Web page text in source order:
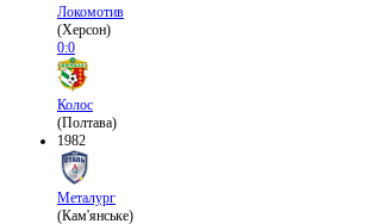
Локомотив
(Херсон)
0:0
Колос
(Полтава)
1982
Металург
(Кам'янське)